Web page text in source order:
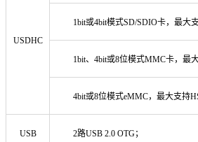
USDHC
1bit或4bit模式SD/SDIO卡，最大
1bit、4bit或8位模式MMC卡，最
4bit或8位模式eMMC，最大支持
USB 2路USB 2.0 OTG；